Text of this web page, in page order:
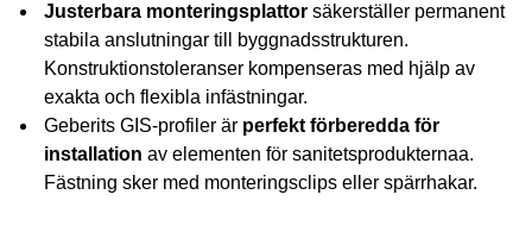
Justerbara monteringsplattor säkerställer permanent
stabila anslutningar till byggnadsstrukturen.
Konstruktionstoleranser kompenseras med hjälp av
exakta och flexibla infästningar.
Geberits GIS-profiler är perfekt förberedda för
installation av elementen för sanitetsprodukternaa.
Fästning sker med monteringsclips eller spärrhakar.